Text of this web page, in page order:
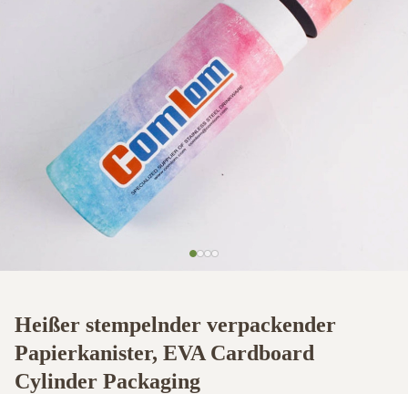
Heißer stempelnder verpackender
Papierkanister, EVA Cardboard
Cylinder Packaging